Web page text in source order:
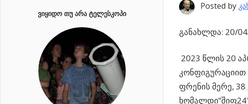
Posted by
განახლდა: 20/
2023 წლის 20
კონფიგურაციით
ფრენის მერე,
ᲕᲘᲧᲘᲓᲝ ᲗᲣ ᲐᲠᲐ ᲢᲔᲚᲔᲡᲙᲝᲞᲘ